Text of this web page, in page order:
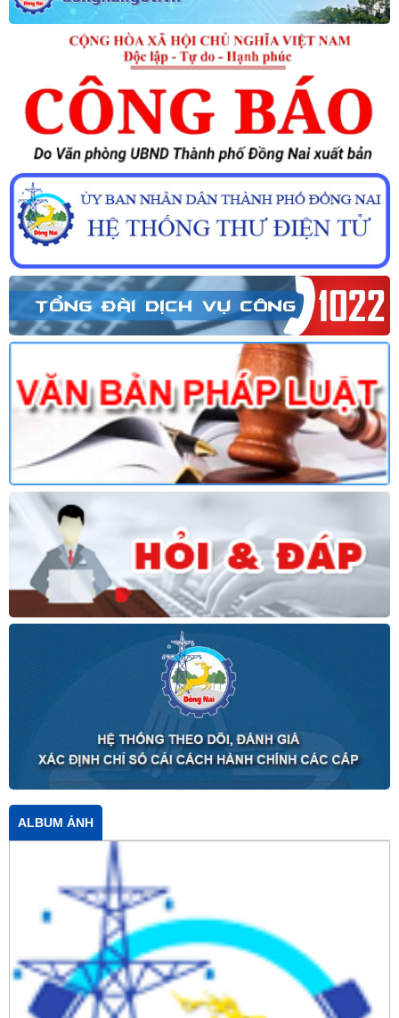
ALBUM ẢNH